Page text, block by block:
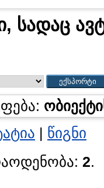
სადაც
წიგნი
2.